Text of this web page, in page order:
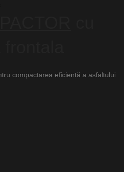
compactarea eficientă a asfaltului